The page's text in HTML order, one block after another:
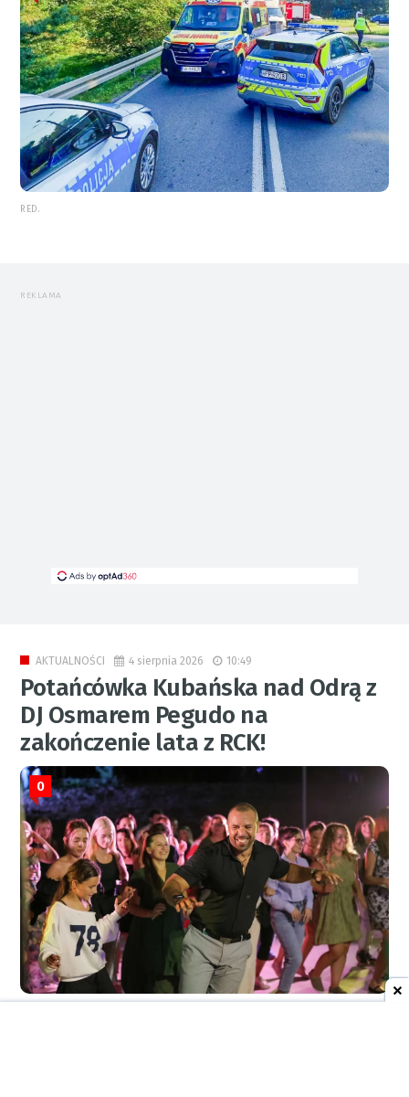
RED.
REKLAMA
AKTUALNOŚCI 4 sierpnia 2026 10:49
Potańcówka Kubańska nad Odrą z
DJ Osmarem Pegudo na
zakończenie lata z RCK!
0